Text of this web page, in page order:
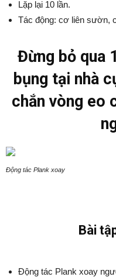
Lặp lại 10 lần.
Tác động: cơ liên sườn,
Đừng bỏ qua
bụng tại nhà
chắn vòng eo
Động tác Plank xoay
Bài
Động tác Plank xoay